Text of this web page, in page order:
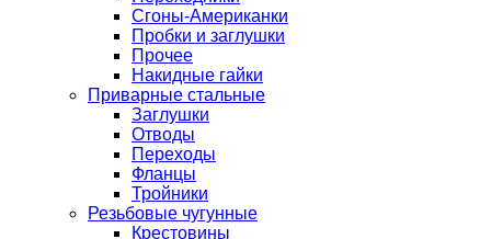
Сгоны-Американки
Пробки и заглушки
Прочее
Накидные гайки
Приварные стальные
Заглушки
Отводы
Переходы
Фланцы
Тройники
Резьбовые чугунные
Крестовины